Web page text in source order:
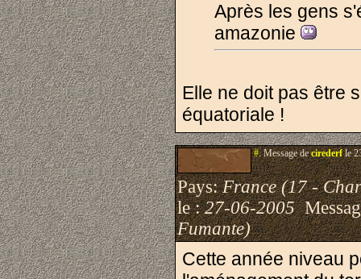
Après les gens
amazonie
Elle ne doit pas être
équatoriale !
#.Message decirederfle
Pays:France (17 -
le :27-06-2005
Fumante)
Cette année niveau